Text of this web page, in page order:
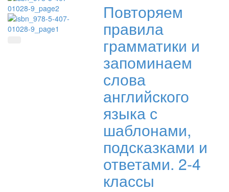
Повторяем
правила
грамматики и
запоминаем
слова
английского
языка с
шаблонами,
подсказками и
ответами. 2-4
классы